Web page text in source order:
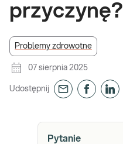
przyczynę?
Problemy zdrowotne
07 sierpnia 2025
Udostępnij
Pytanie